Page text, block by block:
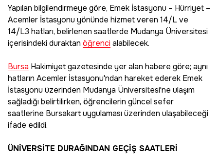
Yapılan bilgilendirmeye göre, Emek İstasyonu – Hürriyet –
Acemler İstasyonu yönünde hizmet veren 14/L ve
14/L3 hatları, belirlenen saatlerde Mudanya Üniversitesi
içerisindeki duraktan öğrencialabilecek.
Bursa Hakimiyet gazetesinde yer alan habere göre; aynı
hatların Acemler İstasyonu'ndan hareket ederek Emek
İstasyonu üzerinden Mudanya Üniversitesi'ne ulaşım
sağladığı belirtilirken, öğrencilerin güncel sefer
saatlerine Bursakart uygulaması üzerinden ulaşabileceği
ifade edildi.
ÜNİVERSİTE DURAĞINDAN GEÇİŞ SAATLERİ